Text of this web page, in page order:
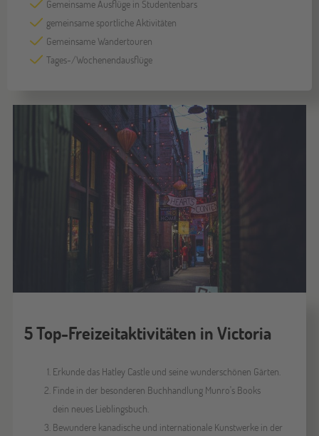
Gemeinsame Ausflüge in Studentenbars
gemeinsame sportliche Aktivitäten
Gemeinsame Wandertouren
Tages-/Wochenendausflüge
5 Top-Freizeitaktivitäten in Victoria
Erkunde das Hatley Castle und seine wunderschönen Gärten.
Finde in der besonderen Buchhandlung Munro's Books
dein neues Lieblingsbuch.
Bewundere kanadische und internationale Kunstwerke in der